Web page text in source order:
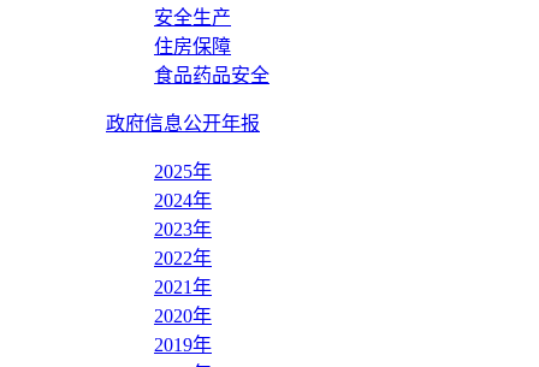
安全生产
住房保障
食品药品安全
政府信息公开年报
2025年
2024年
2023年
2022年
2021年
2020年
2019年